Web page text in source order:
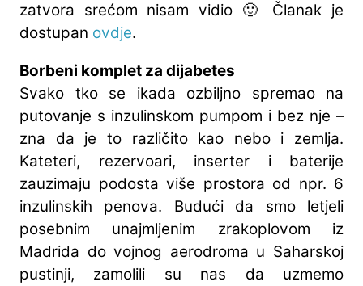
zatvora srećom nisam vidio 🙂 Članak je
dostupan ovdje.
Borbeni komplet za dijabetes
Svako tko se ikada ozbiljno spremao na
putovanje s inzulinskom pumpom i bez nje –
zna da je to različito kao nebo i zemlja.
Kateteri, rezervoari, inserter i baterije
zauzimaju podosta više prostora od npr. 6
inzulinskih penova. Budući da smo letjeli
posebnim unajmljenim zrakoplovom iz
Madrida do vojnog aerodroma u Saharskoj
pustinji, zamolili su nas da uzmemo